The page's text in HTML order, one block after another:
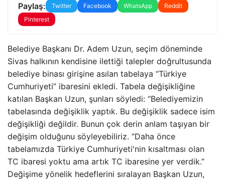
Paylaş: Twitter Facebook WhatsApp
Reddit
Pinterest
Belediye Başkanı Dr. Adem Uzun, seçim döneminde
Sivas halkının kendisine ilettiği talepler doğrultusunda
belediye binası girişine asılan tabelaya “Türkiye
Cumhuriyeti” ibaresini ekledi. Tabela değişikliğine
katılan Başkan Uzun, şunları söyledi: “Belediyemizin
tabelasında değişiklik yaptık. Bu değişiklik sadece isim
değişikliği değildir. Bunun çok derin anlam taşıyan bir
değişim olduğunu söyleyebiliriz. “Daha önce
tabelamızda Türkiye Cumhuriyeti'nin kısaltması olan
TC ibaresi yoktu ama artık TC ibaresine yer verdik.”
Değişime yönelik hedeflerini sıralayan Başkan Uzun,